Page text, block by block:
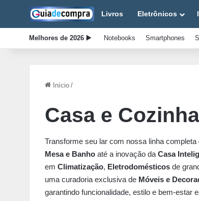
Livros Eletrônicos
Melhores de 2026 ▶️ Notebooks Smartphones
Início /
Casa e Cozinha
Transforme seu lar com nossa linha completa
Mesa e Banho até a inovação da Casa
em Climatização, Eletrodomésticos de
uma curadoria exclusiva de Móveis e
garantindo funcionalidade, estilo e bem-estar